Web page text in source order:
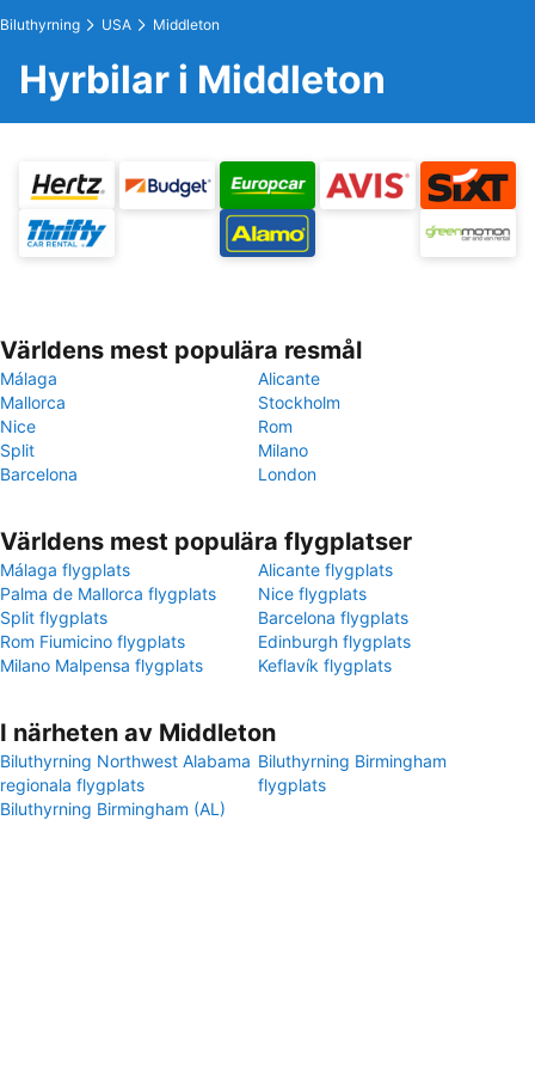
Biluthyrning USA Middleton
Hyrbilar i Middleton
Världens mest populära resmål
Málaga
Alicante
Mallorca
Stockholm
Nice
Rom
Split
Milano
Barcelona
London
Världens mest populära flygplatser
Málaga flygplats
Alicante flygplats
Palma de Mallorca flygplats
Nice flygplats
Split flygplats
Barcelona flygplats
Rom Fiumicino flygplats
Edinburgh flygplats
Milano Malpensa flygplats
Keflavík flygplats
I närheten av Middleton
Biluthyrning Northwest Alabama
regionala flygplats
Biluthyrning Birmingham
flygplats
Biluthyrning Birmingham (AL)